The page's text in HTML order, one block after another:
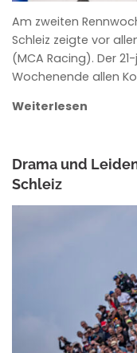
Am zweiten
Schleiz zeigte vor
(MCA Racing). Der
Wochenende allen
Weiterlesen
Drama und
Schleiz